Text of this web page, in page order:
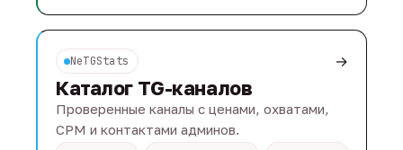
NeTGStats →
Каталог TG-каналов
Проверенные каналы с ценами, охватами,
CPM и контактами админов.